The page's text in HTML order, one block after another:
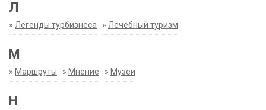
Л
» Легенды турбизнеса » Лечебный туризм
М
» Маршруты » Мнение » Музеи
Н